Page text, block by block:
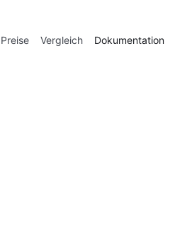
Preise Vergleich Dokumentation